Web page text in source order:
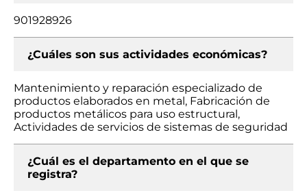
901928926
¿Cuáles son sus actividades económicas?
Mantenimiento y reparación especializado de
productos elaborados en metal, Fabricación de
productos metálicos para uso estructural,
Actividades de servicios de sistemas de seguridad
¿Cuál es el departamento en el que se
registra?